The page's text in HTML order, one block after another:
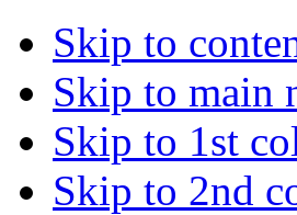
Skip to
Skip to main
Skip to 1st
Skip to 2nd